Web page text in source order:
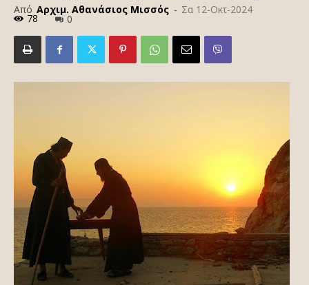
Από Αρχιμ. Αθανάσιος Μισσός - Σα 12-Οκτ-2024
78 0